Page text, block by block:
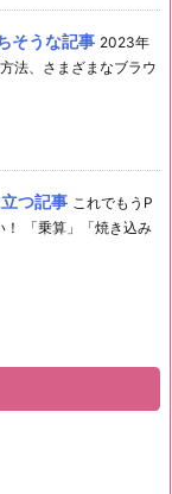
そうな記事 2023年
法、さまざまなブラウ
つ記事 これでもうP
「乗算」「焼き込み